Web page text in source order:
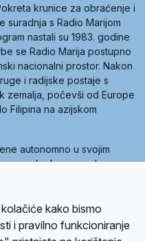
krunice za obraćenje i
suradnja s Radio Marijom
nastali su 1983. godine
se Radio Marija postupno
nacionalni prostor. Nakon
i radijske postaje s
zemalja, počevši od Europe
Filipina na azijskom
autonomno u svojim
preko krovne udruge
Marije (World Family of
je sedam članica, među
kako bismo
i pravilno funkcioniranje